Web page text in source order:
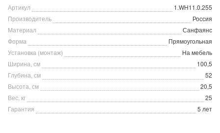
Артикул
1.WH11.0.255
Производитель
Россия
Материал
Санфаянс
Форма
Прямоугольная
Установка (монтаж)
На мебель
Ширина, см
100,5
Глубина, см
52
Высота, см
20,5
Вес, кг
25
Гарантия
5 лет